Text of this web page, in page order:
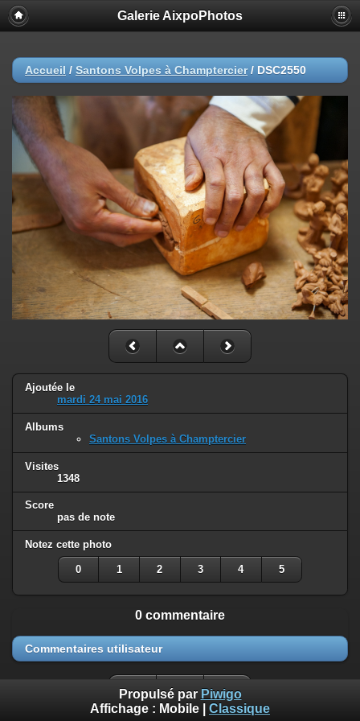
Galerie AixpoPhotos
Accueil / Santons Volpes à Champtercier/ DSC2550
Ajoutée le
mardi 24 mai 2016
Albums
Santons Volpes à Champtercier
Visites
1348
Score
pas de note
Notez cette photo
0 1 2 3 4 5
0 commentaire
Commentaires utilisateur
Propulsé par Piwigo
Affichage : Mobile Classique